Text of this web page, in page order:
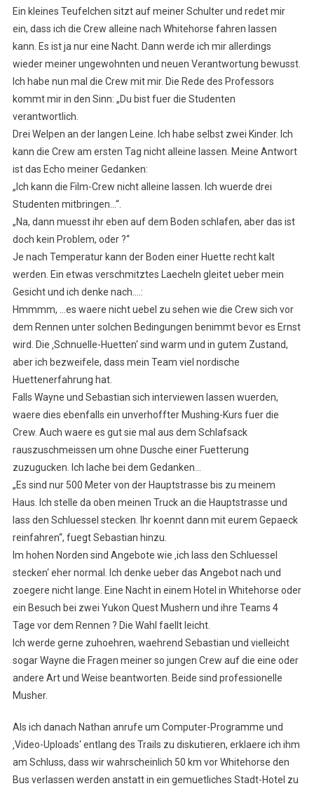
Ein kleines Teufelchen sitzt auf meiner Schulter und redet mir
ein, dass ich die Crew alleine nach Whitehorse fahren lassen
kann. Es ist ja nur eine Nacht. Dann werde ich mir allerdings
wieder meiner ungewohnten und neuen Verantwortung bewusst.
Ich habe nun mal die Crew mit mir. Die Rede des Professors
kommt mir in den Sinn: „Du bist fuer die Studenten
verantwortlich.
Drei Welpen an der langen Leine. Ich habe selbst zwei Kinder. Ich
kann die Crew am ersten Tag nicht alleine lassen. Meine Antwort
ist das Echo meiner Gedanken:
„Ich kann die Film-Crew nicht alleine lassen. Ich wuerde drei
Studenten mitbringen…“.
„Na, dann muesst ihr eben auf dem Boden schlafen, aber das ist
doch kein Problem, oder ?“
Je nach Temperatur kann der Boden einer Huette recht kalt
werden. Ein etwas verschmitztes Laecheln gleitet ueber mein
Gesicht und ich denke nach….:
Hmmmm, …es waere nicht uebel zu sehen wie die Crew sich vor
dem Rennen unter solchen Bedingungen benimmt bevor es Ernst
wird. Die ‚Schnuelle-Huetten‘ sind warm und in gutem Zustand,
aber ich bezweifele, dass mein Team viel nordische
Huettenerfahrung hat.
Falls Wayne und Sebastian sich interviewen lassen wuerden,
waere dies ebenfalls ein unverhoffter Mushing-Kurs fuer die
Crew. Auch waere es gut sie mal aus dem Schlafsack
rauszuschmeissen um ohne Dusche einer Fuetterung
zuzugucken. Ich lache bei dem Gedanken…
„Es sind nur 500 Meter von der Hauptstrasse bis zu meinem
Haus. Ich stelle da oben meinen Truck an die Hauptstrasse und
lass den Schluessel stecken. Ihr koennt dann mit eurem Gepaeck
reinfahren“, fuegt Sebastian hinzu.
Im hohen Norden sind Angebote wie ‚ich lass den Schluessel
stecken‘ eher normal. Ich denke ueber das Angebot nach und
zoegere nicht lange. Eine Nacht in einem Hotel in Whitehorse oder
ein Besuch bei zwei Yukon Quest Mushern und ihre Teams 4
Tage vor dem Rennen ? Die Wahl faellt leicht.
Ich werde gerne zuhoehren, waehrend Sebastian und vielleicht
sogar Wayne die Fragen meiner so jungen Crew auf die eine oder
andere Art und Weise beantworten. Beide sind professionelle
Musher.
Als ich danach Nathan anrufe um Computer-Programme und
‚Video-Uploads‘ entlang des Trails zu diskutieren, erklaere ich ihm
am Schluss, dass wir wahrscheinlich 50 km vor Whitehorse den
Bus verlassen werden anstatt in ein gemuetliches Stadt-Hotel zu